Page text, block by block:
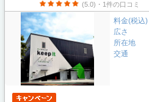
(5.0)・1件の口コミ
料金(税込)
広さ
所在地
交通